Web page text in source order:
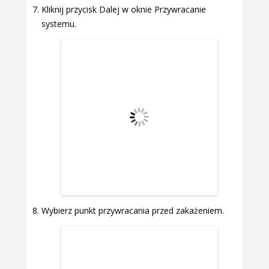
Kliknij przycisk Dalej w oknie Przywracanie
systemu.
Wybierz punkt przywracania przed zakażeniem.